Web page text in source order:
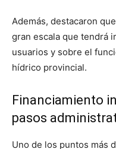
Además, destacaron
gran escala que tendrá
usuarios y sobre el
hídrico provincial.
Financiamiento
pasos
Uno de los puntos más